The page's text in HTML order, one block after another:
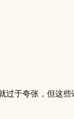
于夸张，但这